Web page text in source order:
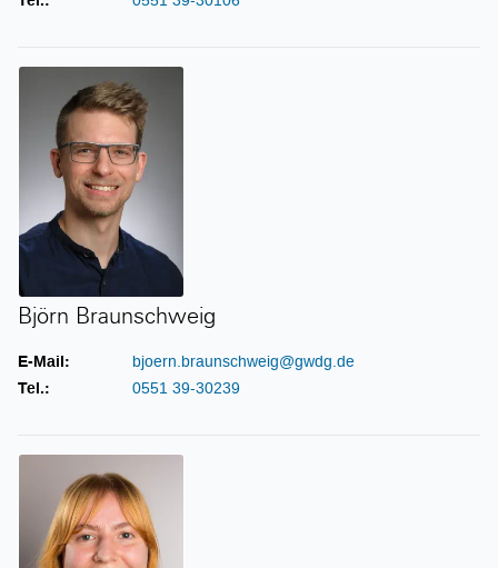
Björn Braunschweig
E-Mail:
bjoern.braunschweig@gwdg.de
Tel.:
0551 39-30239